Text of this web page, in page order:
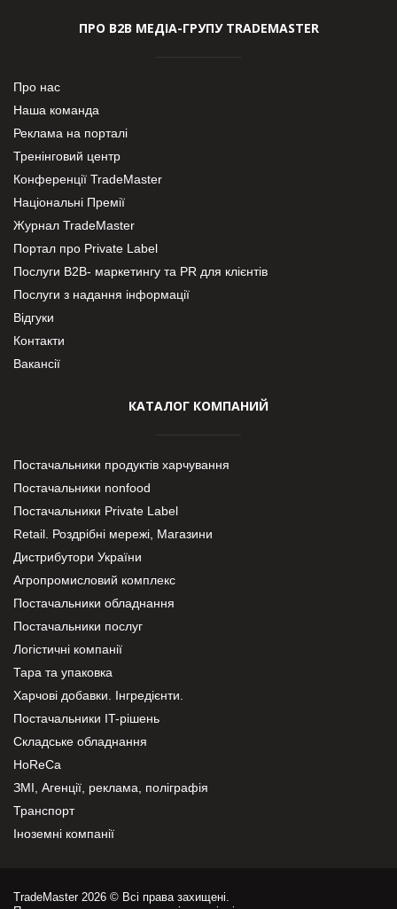
ПРО В2В МЕДІА-ГРУПУ TRADEMASTER
Про нас
Наша команда
Реклама на порталі
Тренінговий центр
Конференції TradeMaster
Національні Премії
Журнал TradeMaster
Портал про Private Label
Послуги В2В- маркетингу та PR для клієнтів
Послуги з надання інформації
Відгуки
Контакти
Вакансії
КАТАЛОГ КОМПАНИЙ
Постачальники продуктів харчування
Постачальники nonfood
Постачальники Private Label
Retail. Роздрібні мережі, Магазини
Дистрибутори України
Агропромисловий комплекс
Постачальники обладнання
Постачальники послуг
Логістичні компанії
Тара та упаковка
Харчові добавки. Інгредієнти.
Постачальники IT-рішень
Складське обладнання
HoReCa
ЗМІ, Агенції, реклама, поліграфія
Транспорт
Іноземні компанії
TradeMaster 2026 © Всі права захищені.